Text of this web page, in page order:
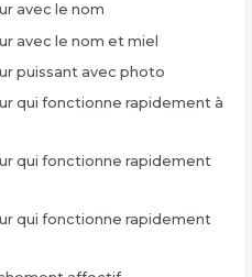
avec le nom
avec le nom et miel
puissant avec photo
qui fonctionne rapidement à
qui fonctionne rapidement
qui fonctionne rapidement